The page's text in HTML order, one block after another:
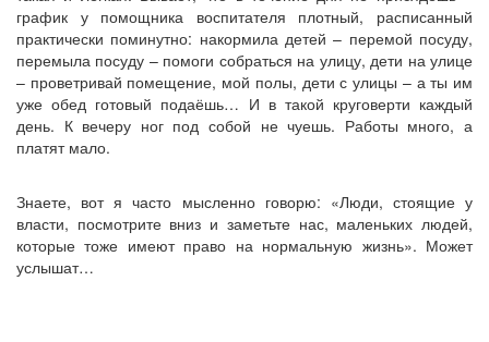
график у помощника воспитателя плотный, расписанный
практически поминутно: накормила детей – перемой посуду,
перемыла посуду – помоги собраться на улицу, дети на улице
– проветривай помещение, мой полы, дети с улицы – а ты им
уже обед готовый подаёшь… И в такой круговерти каждый
день. К вечеру ног под собой не чуешь. Работы много, а
платят мало.
Знаете, вот я часто мысленно говорю: «Люди, стоящие у
власти, посмотрите вниз и заметьте нас, маленьких людей,
которые тоже имеют право на нормальную жизнь». Может
услышат…